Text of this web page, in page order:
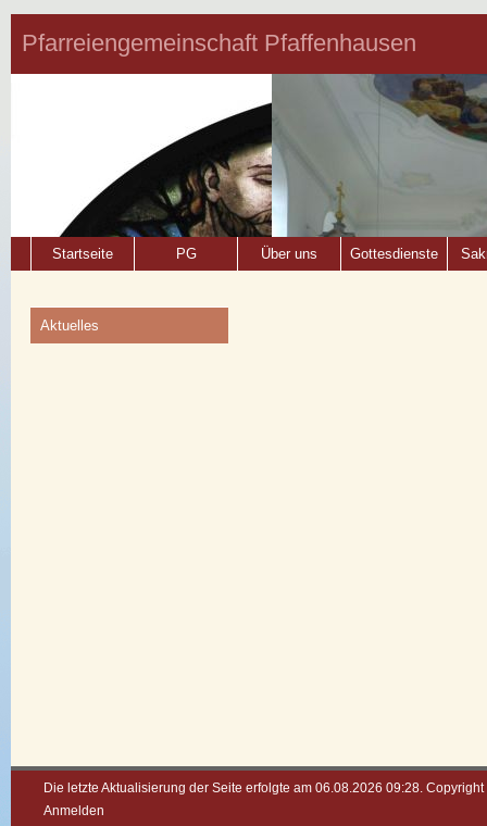
Pfarreiengemeinschaft Pfaffenhausen
Startseite PG Über uns Gottesdienste
Aktuelles
Die letzte Aktualisierung der Seite erfolgte am 06.08.2026 09:28.
Anmelden